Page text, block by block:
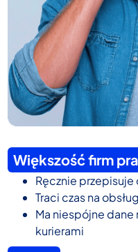
Większość firm
Ręcznie
Traci czas na
Ma niespójne dane
kurierami